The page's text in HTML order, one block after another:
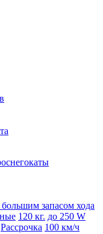
запасом хода
120 кг. до 250 W
Рассрочка 100 км/ч